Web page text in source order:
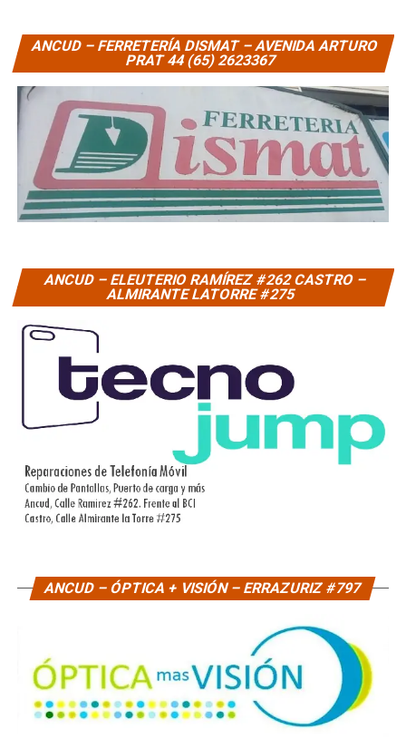
ANCUD – FERRETERÍA DISMAT – AVENIDA ARTURO
PRAT 44 (65) 2623367
ANCUD – ELEUTERIO RAMÍREZ #262 CASTRO –
ALMIRANTE LATORRE #275
ANCUD – ÓPTICA + VISIÓN – ERRAZURIZ #797